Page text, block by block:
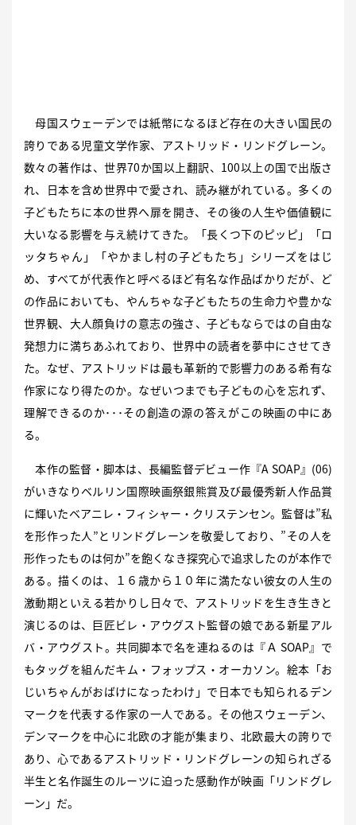
母国スウェーデンでは紙幣になるほど存在の大きい国民の
誇りである児童文学作家、アストリッド・リンドグレーン。
数々の著作は、世界70か国以上翻訳、100以上の国で出版さ
れ、日本を含め世界中で愛され、読み継がれている。多くの
子どもたちに本の世界へ扉を開き、その後の人生や価値観に
大いなる影響を与え続けてきた。「長くつ下のピッピ」「ロ
ッタちゃん」「やかまし村の子どもたち」シリーズをはじ
め、すべてが代表作と呼べるほど有名な作品ばかりだが、ど
の作品においても、やんちゃな子どもたちの生命力や豊かな
世界観、大人顔負けの意志の強さ、子どもならではの自由な
発想力に満ちあふれており、世界中の読者を夢中にさせてき
た。なぜ、アストリッドは最も革新的で影響力のある希有な
作家になり得たのか。なぜいつまでも子どもの心を忘れず、
理解できるのか･･･その創造の源の答えがこの映画の中にあ
る。
本作の監督・脚本は、長編監督デビュー作『A SOAP』(06)
がいきなりベルリン国際映画祭銀熊賞及び最優秀新人作品賞
に輝いたベアニレ・フィシャー・クリステンセン。監督は”私
を形作った人”とリンドグレーンを敬愛しており、”その人を
形作ったものは何か”を飽くなき探究心で追求したのが本作で
ある。描くのは、１６歳から１０年に満たない彼女の人生の
激動期といえる若かりし日々で、アストリッドを生き生きと
演じるのは、巨匠ビレ・アウグスト監督の娘である新星アル
バ・アウグスト。共同脚本で名を連ねるのは『Ａ SOAP』で
もタッグを組んだキム・フォップス・オーカソン。絵本「お
じいちゃんがおばけになったわけ」で日本でも知られるデン
マークを代表する作家の一人である。その他スウェーデン、
デンマークを中心に北欧の才能が集まり、北欧最大の誇りで
あり、心であるアストリッド・リンドグレーンの知られざる
半生と名作誕生のルーツに迫った感動作が映画「リンドグレ
ーン」だ。